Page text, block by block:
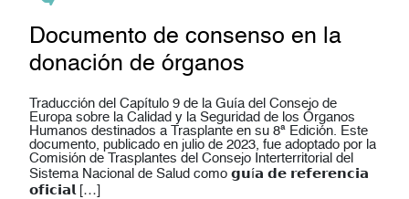
Documento de consenso en la
donación de órganos
Traducción del Capítulo 9 de la Guía del Consejo de
Europa sobre la Calidad y la Seguridad de los Órganos
Humanos destinados a Trasplante en su 8ª Edición. Este
documento, publicado en julio de 2023, fue adoptado por la
Comisión de Trasplantes del Consejo Interterritorial del
Sistema Nacional de Salud como 𝗴𝘂í𝗮 𝗱𝗲 𝗿𝗲𝗳𝗲𝗿𝗲𝗻𝗰𝗶𝗮
𝗼𝗳𝗶𝗰𝗶𝗮𝗹 […]